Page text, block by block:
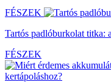
FÉSZEK
Tartós padlóburkolat titka:
FÉSZEK